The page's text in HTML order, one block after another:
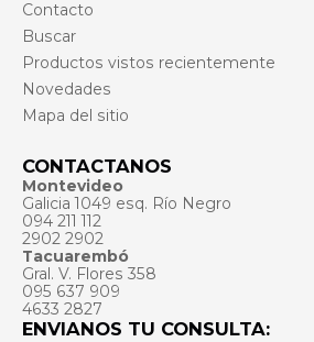
Contacto
Buscar
Productos vistos recientemente
Novedades
Mapa del sitio
CONTACTANOS
Montevideo
Galicia 1049 esq. Río Negro
094 211 112
2902 2902
Tacuarembó
Gral. V. Flores 358
095 637 909
4633 2827
ENVIANOS TU CONSULTA: